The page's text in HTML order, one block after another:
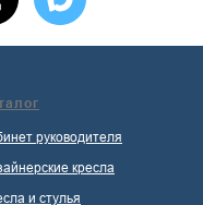
руководителя
кресла
и стулья